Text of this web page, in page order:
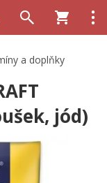
a doplňky
jód)